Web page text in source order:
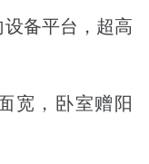
备平台， 超高
宽，卧室赠阳